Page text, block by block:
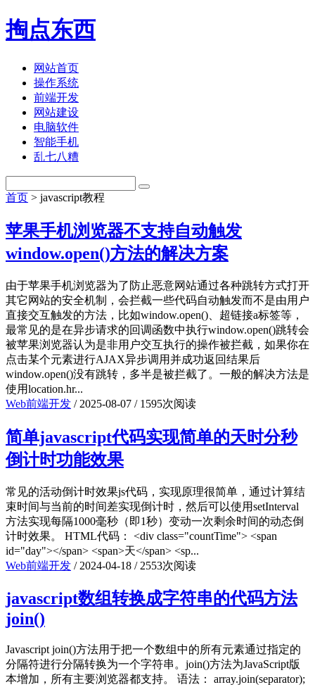
掏点东西
网站首页
操作系统
前端开发
网站建设
电脑软件
智能手机
乱七八糟
首页 > javascript教程
苹果手机浏览器不支持自动触发
window.open()方法的解决方案
由于苹果手机浏览器为了防止恶意网站通过各种跳转方式打开
其它网站的安全机制，会拦截一些代码自动触发而不是由用户
直接交互触发的方法，比如window.open()、超链接a标签等，
最常见的是在异步请求的回调函数中执行window.open()跳转会
被苹果浏览器认为是非用户交互执行的操作被拦截，如果你在
点击某个元素进行AJAX异步调用并成功返回结果后
window.open()没有跳转，多半是被拦截了。一般的解决方法是
使用location.hr...
Web前端开发 / 2025-08-07 / 1595次阅读
简单javascript代码实现简单的天时分秒
倒计时功能效果
常见的活动倒计时效果js代码，实现原理很简单，通过计算结
束时间与当前的时间差实现倒计时，然后可以使用setInterval
方法实现每隔1000毫秒（即1秒）变动一次剩余时间的动态倒
计时效果。 HTML代码： <div class="countTime"> <span
id="day"></span> <span>天</span> <sp...
Web前端开发 / 2024-04-18 / 2553次阅读
javascript数组转换成字符串的代码方法
join()
Javascript join()方法用于把一个数组中的所有元素通过指定的
分隔符进行分隔转换为一个字符串。join()方法为JavaScript版
本增加，所有主要浏览器都支持。 语法： array.join(separator);